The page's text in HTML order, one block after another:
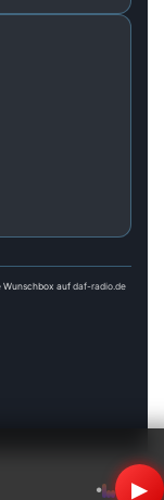
Wunschbox auf daf-radio.de
• ▶